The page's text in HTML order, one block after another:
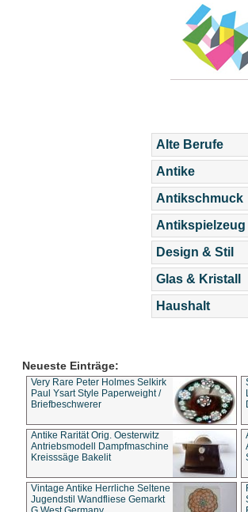
Alte Berufe
Antike
Antikschmuck
Antikspielzeug
Design & Stil
Glas & Kristall
Haushalt
Neueste Einträge:
Very Rare Peter Holmes Selkirk
Paul Ysart Style Paperweight /
Briefbeschwerer
Antike Rarität Orig. Oesterwitz
Antriebsmodell Dampfmaschine
Kreisssäge Bakelit
Vintage Antike Herrliche Seltene
Jugendstil Wandfliese Gemarkt